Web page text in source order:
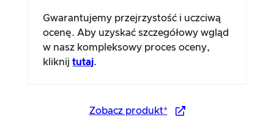
Gwarantujemy przejrzystość i uczciwą
ocenę. Aby uzyskać szczegółowy wgląd
w nasz kompleksowy proces oceny,
kliknijtutaj.
Zobacz produkt*